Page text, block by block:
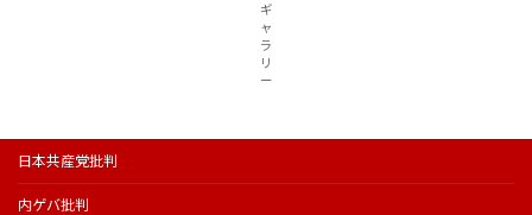
ギ
ャ
ラ
リ
ー
日本共産党批判
内ゲバ批判